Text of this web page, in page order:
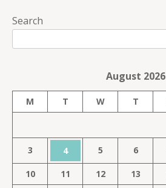
Search
August 2026
M T W T
3 4 5 6
10 11 12 13